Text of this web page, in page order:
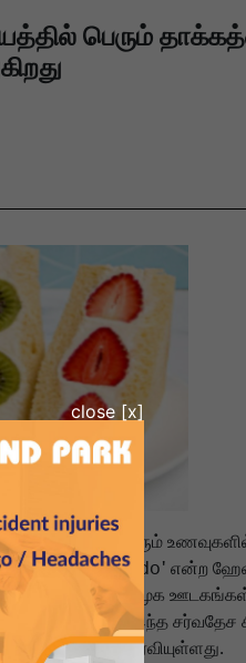
பெரும்
பெற்றுவரும்
'#fruitsando' என்ற
போக்கு சமூக
இந்த சர்வதேச
கடைகளுக்கும் பரவியுள்ளது.